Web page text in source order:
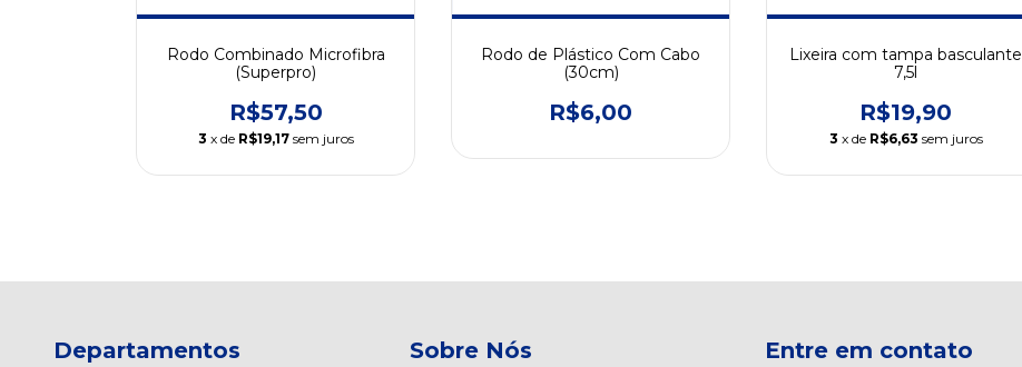
Rodo Combinado Microfibra
(Superpro)
R$57,50
3 x de R$19,17 sem juros
Rodo de Plástico Com Cabo
(30cm)
R$6,00
Lixeira com tampa basculante
7,5l
R$19,90
3 x de R$6,63 sem juros
Departamentos Sobre Nós Entre em contato